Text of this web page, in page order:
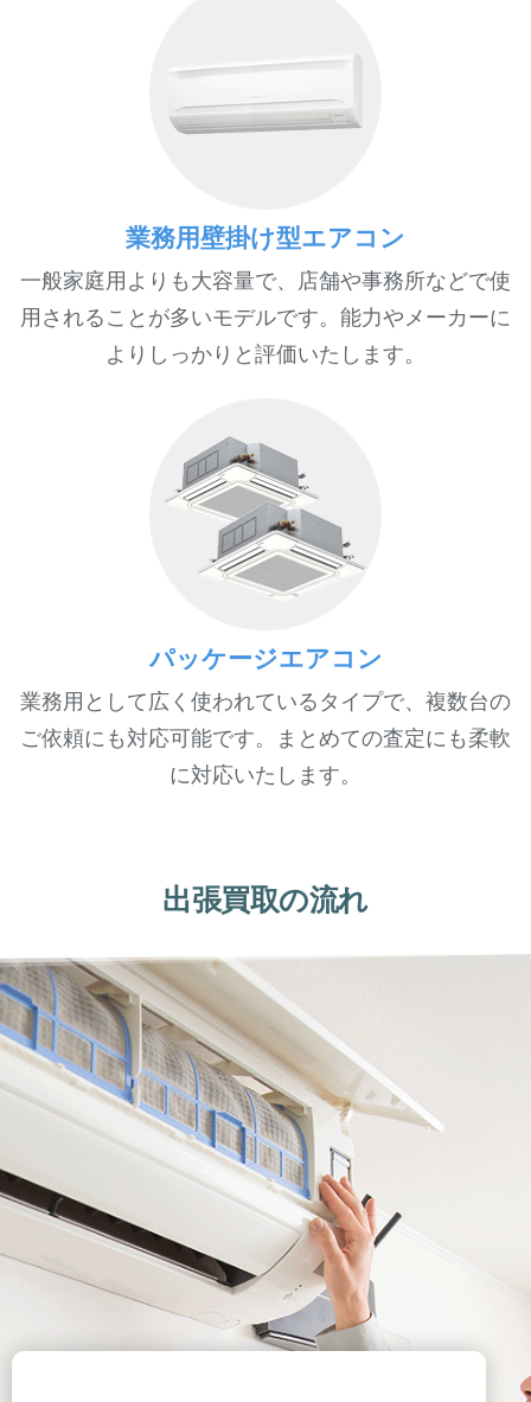
業務用壁掛け型エアコン
一般家庭用よりも大容量で、店舗や事務所などで使
用されることが多いモデルです。能力やメーカーに
よりしっかりと評価いたします。
パッケージエアコン
業務用として広く使われているタイプで、複数台の
ご依頼にも対応可能です。まとめての査定にも柔軟
に対応いたします。
出張買取の流れ